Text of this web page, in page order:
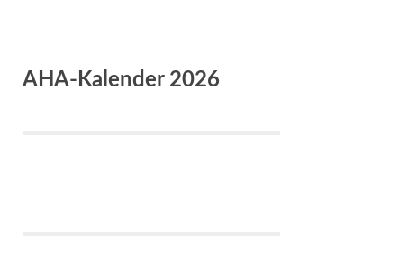
AHA-Kalender 2026